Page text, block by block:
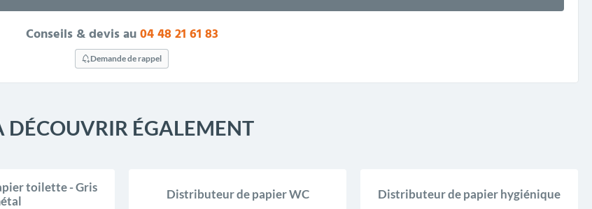
Conseils & devis au04 48 21 61 83
Demande de rappel
DÉCOUVRIR ÉGALEMENT
toilette - Gris
Distributeur de papier WC Distributeur de papier hygiénique